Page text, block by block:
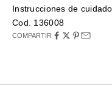
Instrucciones de cuidado
Cod. 136008
COMPARTIR